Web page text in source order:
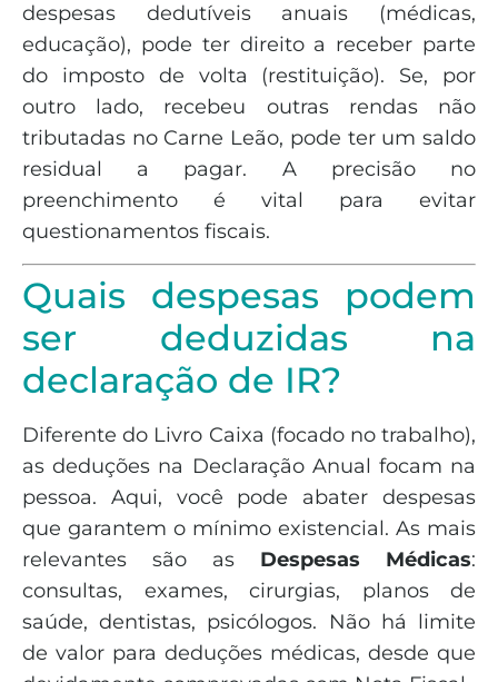
despesas dedutíveis anuais (médicas,
educação), pode ter direito a receber parte
do imposto de volta (restituição). Se, por
outro lado, recebeu outras rendas não
tributadas no Carne Leão, pode ter um saldo
residual a pagar. A precisão no
preenchimento é vital para evitar
questionamentos fiscais.
Quais despesas podem
ser deduzidas na
declaração de IR?
Diferente do Livro Caixa (focado no trabalho),
as deduções na Declaração Anual focam na
pessoa. Aqui, você pode abater despesas
que garantem o mínimo existencial. As mais
relevantes são as Despesas Médicas:
consultas, exames, cirurgias, planos de
saúde, dentistas, psicólogos. Não há limite
de valor para deduções médicas, desde que